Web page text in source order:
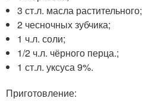
3 ст.л. масла растительного;
2 чесночных зубчика;
1 ч.л. соли;
1/2 ч.л. чёрного перца.;
1 ст.л. уксуса 9%.
Приготовление: